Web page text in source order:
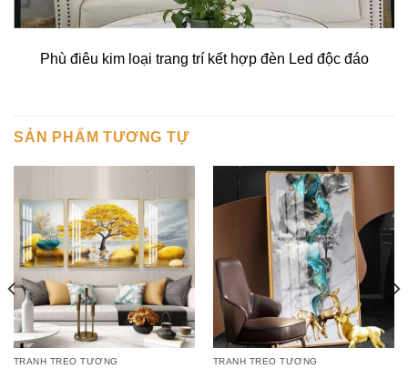
Phù điêu kim loại trang trí kết hợp đèn Led độc đáo
SẢN PHẨM TƯƠNG TỰ
TRANH TREO TƯỜNG TRANH TREO TƯỜNG